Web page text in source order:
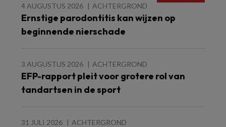
4 AUGUSTUS 2026 ACHTERGROND
Ernstige parodontitis kan wijzen op
beginnende nierschade
3 AUGUSTUS 2026 ACHTERGROND
EFP-rapport pleit voor grotere rol van
tandartsen in de sport
31 JULI 2026 ACHTERGROND